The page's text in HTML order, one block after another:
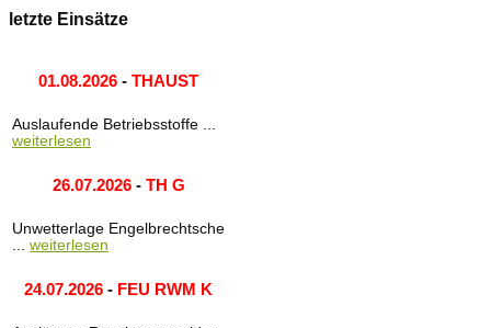
letzte Einsätze
01.08.2026 - THAUST
Auslaufende Betriebsstoffe ...
weiterlesen
26.07.2026- TH G
Unwetterlage Engelbrechtsche
... weiterlesen
24.07.2026 - FEU RWM K